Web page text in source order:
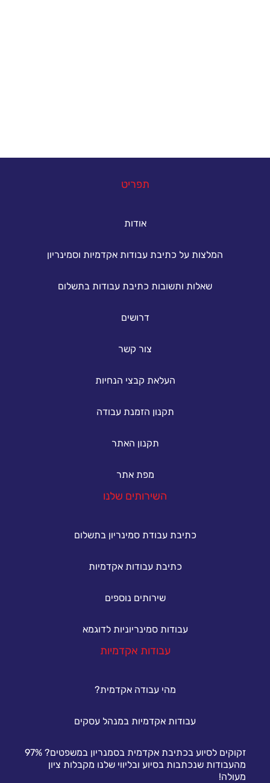
תפריט
אודות
המלצות על כתיבת עבודות אקדמיות וסמינריון
שאלות ותשובות כתיבת עבודות בתשלום
דרושים
צור קשר
העלאת קבצי הנחיות
תקנון הזמנת עבודה
תקנון האתר
מפת אתר
השירותים שלנו
כתיבת עבודת סמינריון בתשלום
כתיבת עבודות אקדמיות
שירותים נוספים
עבודות סמינריוניות לדוגמא
עבודות אקדמיות
מהי עבודה אקדמית?
עבודות אקדמיות במנהל עסקים
זקוקים לסיוע בכתיבת אקדמית בסמנריון במשפטים? 97%
מהעבודות שנכתבות בסיוע ובליווי שלנו מקבלות ציון
מעולה!